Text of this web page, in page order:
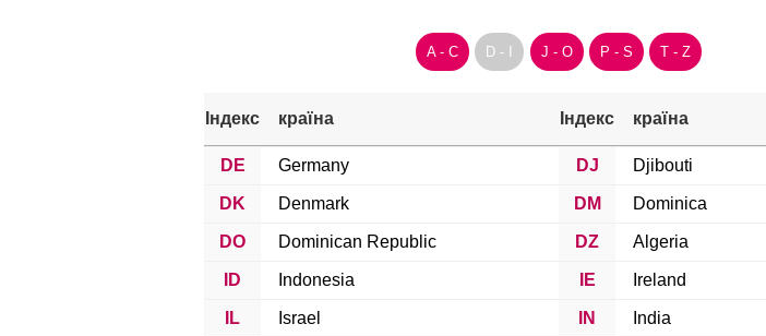
A - C D - I J - O P - S T - Z
Індекс країна Індекс країна
DE Germany DJ Djibouti
DK Denmark DM Dominica
DO Dominican Republic DZ Algeria
ID Indonesia IE Ireland
IL Israel IN India